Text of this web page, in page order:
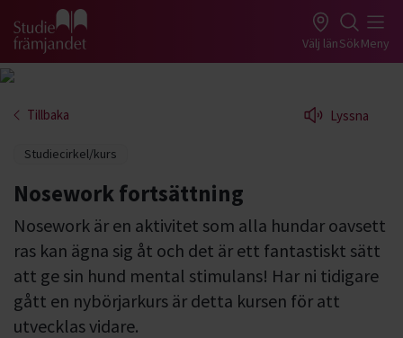
Gå till studiefrämjandets startsida Välj länSökMeny
Tillbaka Lyssna
Studiecirkel/kurs
Nosework fortsättning
Nosework är en aktivitet som alla hundar oavsett
ras kan ägna sig åt och det är ett fantastiskt sätt
att ge sin hund mental stimulans! Har ni tidigare
gått en nybörjarkurs är detta kursen för att
utvecklas vidare.